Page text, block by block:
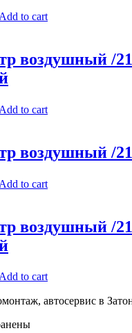
Add to cart
воздушный /
Add to cart
воздушный /
Add to cart
воздушный /
to cart
автосервис в